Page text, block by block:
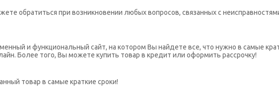
обратиться при возникновении любых вопросов, связанных с
и функциональный сайт, на котором Вы найдете все, что нужно в самые
Более того, Вы можете купить товар в кредит или оформить рассрочку!
товар в самые краткие сроки!